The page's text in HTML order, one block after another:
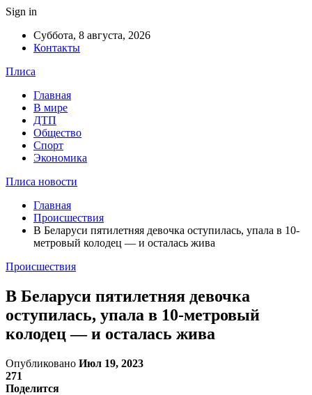
Sign in
Суббота, 8 августа, 2026
Контакты
Плиса
Главная
В мире
ДТП
Общество
Спорт
Экономика
Плиса новости
Главная
Происшествия
В Беларуси пятилетняя девочка оступилась, упала в 10-
метровый колодец — и осталась жива
Происшествия
В Беларуси пятилетняя девочка
оступилась, упала в 10-метровый
колодец — и осталась жива
Опубликовано Июл 19, 2023
271
Поделится